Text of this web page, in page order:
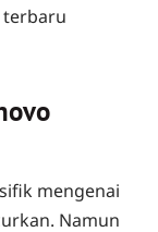
terbaru
mengenai
Namun